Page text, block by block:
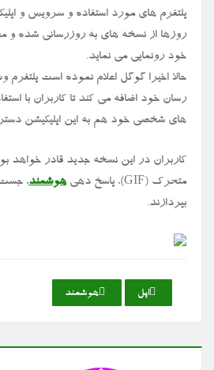
پلتفرم های مورد استفاده و سرویس و
روزها از نسخه های به روزرسانی شده
خود رونمایی می نماید.
حالا اخیرا گوگل اعلام نموده است پلتفرم
رسان خود اضافه می کند تا کاربران با
های شخصی خود هم به این اپلیکیشن
کاربران در این نسخه جدید قادر خواهد
متحرک (GIF)، پاسخ دهی
هوشمند، جست
بپردازند.
اپل هوشمند